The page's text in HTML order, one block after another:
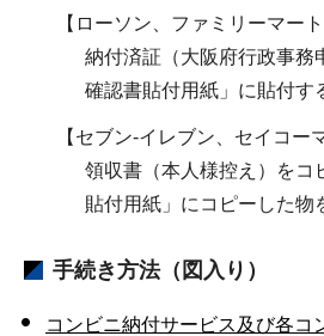
【ローソン、ファミリーマー
納付済証（大阪府行政事務
確認書貼付用紙」に貼付す
【セブン-イレブン、セイコー
領収書（本人様控え）をコ
貼付用紙」にコピーした物
手続き方法（図入り）
コンビニ納付サービス及び各コ